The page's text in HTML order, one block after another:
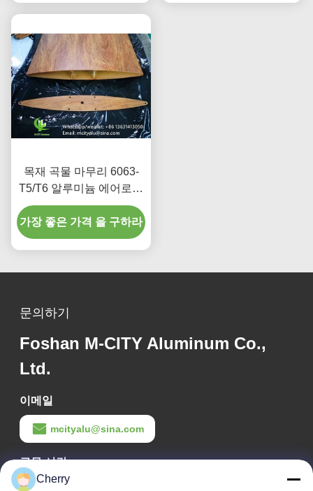
목재 곡물 마무리 6063-
T5/T6 알루미늄 에어로포
일 로버 100mm에서
600mm 너비 건축 전면
가장 좋은 가격 을 구하라
문의하기
Foshan M-CITY Aluminum Co.,
Ltd.
이메일
mcityalu@sina.com
근무 시간
8:00-22:00
Cherry